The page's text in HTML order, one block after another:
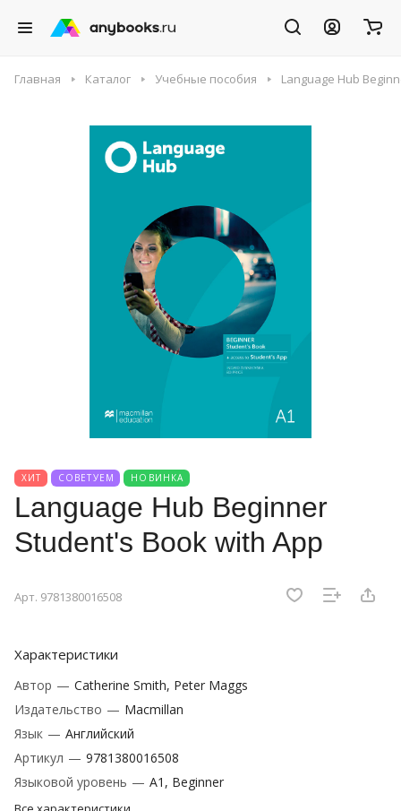
Главная Каталог Учебные пособия Language Hub
ХИТ СОВЕТУЕМ НОВИНКА
Language Hub Beginner
Student's Book with App
Арт. 9781380016508
Характеристики
Автор — Catherine Smith, Peter Maggs
Издательство — Macmillan
Язык — Английский
Артикул — 9781380016508
Языковой уровень — A1, Beginner